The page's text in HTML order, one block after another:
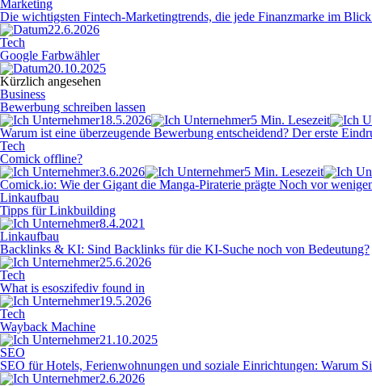
Marketing
Die wichtigsten Fintech-Marketingtrends, die jede Finanzmarke im
22.6.2026
Tech
Google Farbwähler
20.10.2025
Kürzlich angesehen
Business
Bewerbung schreiben lassen
18.5.2026
5 Min. Lesezeit
Warum ist eine überzeugende Bewerbung entscheidend? Der erste
Tech
Comick offline?
3.6.2026
5 Min. Lesezeit
Comick.io: Wie der Gigant die Manga-Piraterie prägte Noch vor
Linkaufbau
Tipps für Linkbuilding
8.4.2021
Linkaufbau
Backlinks & KI: Sind Backlinks für die KI-Suche noch von Bedeutung?
25.6.2026
Tech
What is esoszifediv found in
19.5.2026
Tech
Wayback Machine
21.10.2025
SEO
SEO für Hotels, Ferienwohnungen und soziale Einrichtungen: Warum
2.6.2026